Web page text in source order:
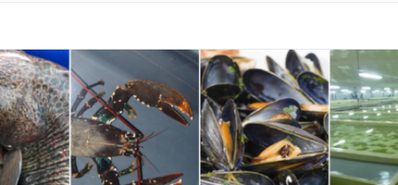
Om webbplatsen
Bild